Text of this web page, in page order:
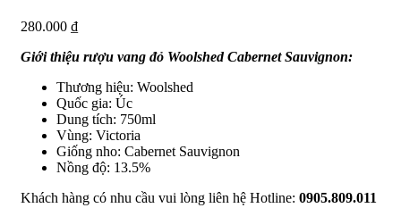
280.000 ₫
Giới thiệu rượu vang đỏ Woolshed Cabernet Sauvignon:
Thương hiệu: Woolshed
Quốc gia: Úc
Dung tích: 750ml
Vùng: Victoria
Giống nho: Cabernet Sauvignon
Nồng độ: 13.5%
Khách hàng có nhu cầu vui lòng liên hệ Hotline: 0905.809.011